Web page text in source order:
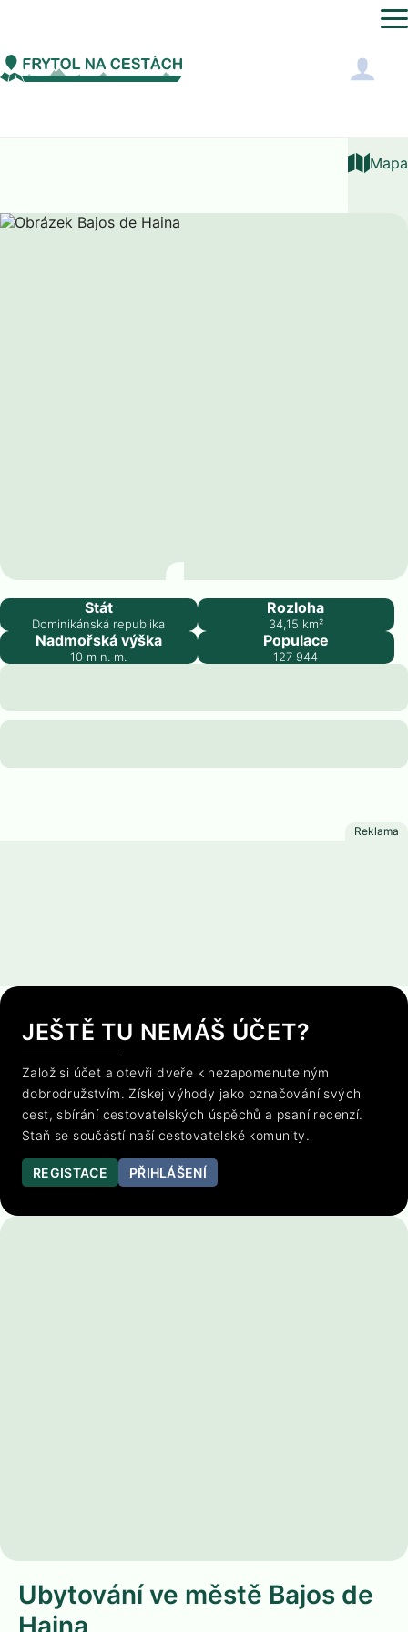
Severní Amerika Dominikánská republika Bajos de
Mapa
Bajos de Haina
Stát
Dominikánská republika
Rozloha
34,15 km²
Nadmořská výška
10 m n. m.
Populace
127 944
JEŠTĚ TU NEMÁŠ ÚČET?
Založ si účet a otevři dveře k nezapomenutelným
dobrodružstvím. Získej výhody jako označování svých
cest, sbírání cestovatelských úspěchů a psaní recenzí.
Staň se součástí naší cestovatelské komunity.
REGISTACE PŘIHLÁŠENÍ
Ubytování ve městě Bajos de